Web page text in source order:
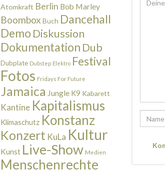
Atomkraft Berlin Bob Marley
Boombox Buch Dancehall
Demo Diskussion
Dokumentation Dub
Dubplate Dubstep Elektro Festival
Fotos Fridays For Future
Jamaica Jungle K9 Kabarett
Kantine Kapitalismus
Klimaschutz Konstanz
Konzert KuLa Kultur
Kunst Live-Show Medien
Menschenrechte